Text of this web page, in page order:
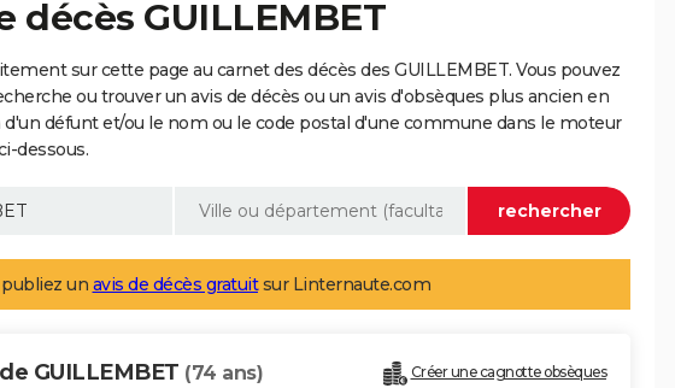
décès GUILLEMBET
sur cette page au carnet des décès des GUILLEMBET. Vous pouvez
ou trouver un avis de décès ou un avis d'obsèques plus ancien en
défunt et/ou le nom ou le code postal d'une commune dans le moteur
dessous.
publiez un avis de décès gratuitsur Linternaute.com
GUILLEMBET (74 ans) Créer une cagnotte obsèques